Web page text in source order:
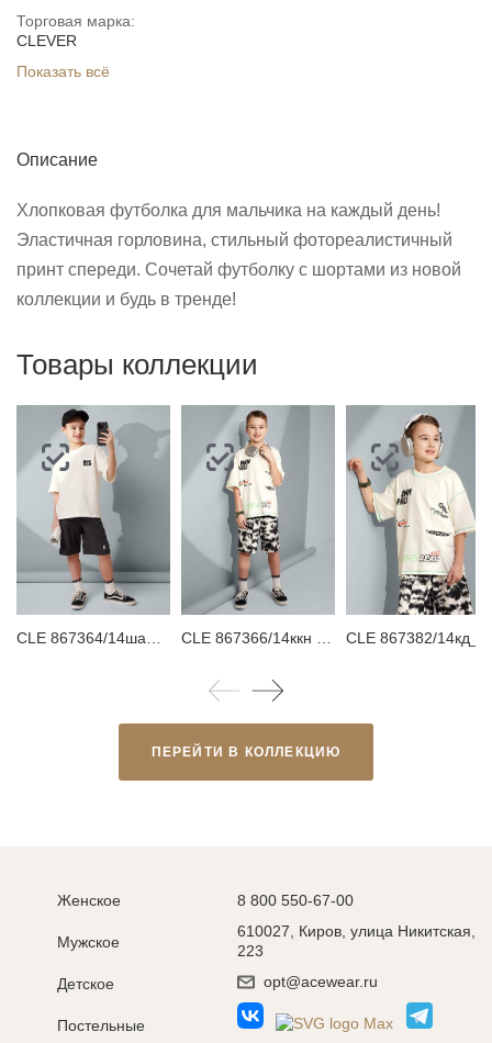
Торговая марка:
CLEVER
Показать всё
Описание
Хлопковая футболка для мальчика на каждый день!
Эластичная горловина, стильный фотореалистичный
принт спереди. Сочетай футболку с шортами из новой
коллекции и будь в тренде!
Товары коллекции
ПЕРЕЙТИ В КОЛЛЕКЦИЮ
Женское
Мужское
Детское
Постельные
8 800 550-67-00
610027, Киров, улица Никитская,
223
opt@acewear.ru